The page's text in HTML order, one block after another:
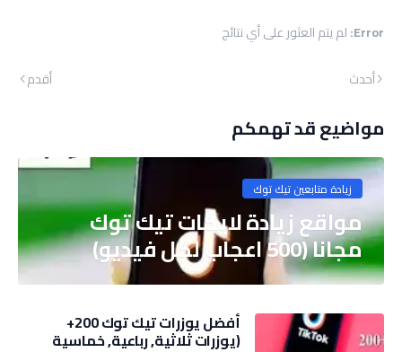
Error: لم يتم العثور على أي نتائج
أحدث
أقدم
مواضيع قد تهمكم
زيادة متابعين تيك توك
مواقع زيادة لايكات تيك توك
مجانا (500 اعجاب لكل فيديو)
أفضل يوزرات تيك توك 200+
(يوزرات ثلاثية, رباعية, خماسية